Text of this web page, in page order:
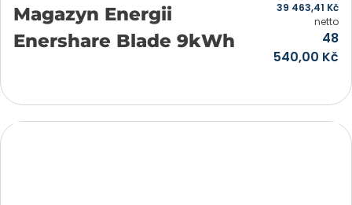
Magazyn Energii
Enershare Blade 9kWh
48
540,00 Kč
39 463,41 Kč
netto